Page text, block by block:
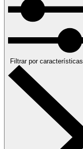
Filtrar por características